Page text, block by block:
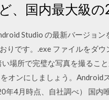
、国内最大級の
Studio の最新バージョン
りです。.exe ファイルをダ
場所で完璧な写真を撮るこ
オンにしましょう。Android
4月時点、自社調べ） 国内